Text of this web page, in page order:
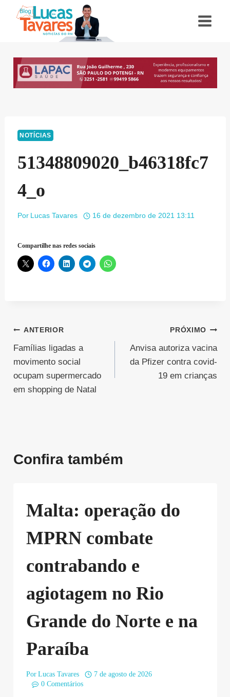
NOTÍCIAS
51348809020_b46318fc7
4_o
Por Lucas Tavares 16 de dezembro de 2021 13:11
Compartilhe nas redes sociais
Navegação
de
Post
ANTERIOR
Famílias ligadas a
movimento social
ocupam supermercado
em shopping de Natal
PRÓXIMO
Anvisa autoriza vacina
da Pfizer contra covid-
19 em crianças
Confira também
Malta: operação do
MPRN combate
contrabando e
agiotagem no Rio
Grande do Norte e na
Paraíba
Por Lucas Tavares
7 de agosto de 2026
0 Comentários